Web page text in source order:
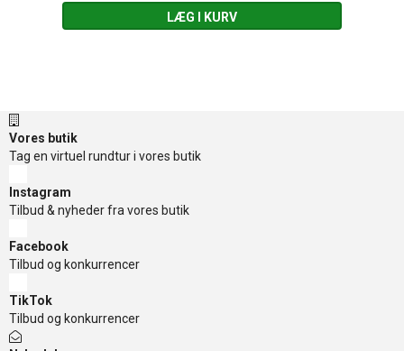
LÆG I KURV
Vores butik
Tag en virtuel rundtur i vores butik
Instagram
Tilbud & nyheder fra vores butik
Facebook
Tilbud og konkurrencer
TikTok
Tilbud og konkurrencer